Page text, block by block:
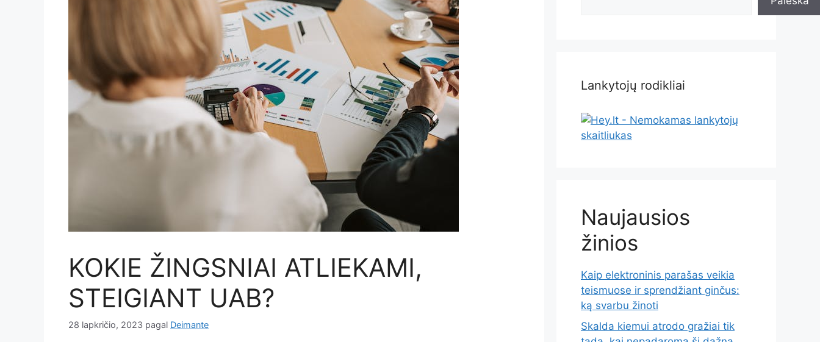
KOKIE ŽINGSNIAI ATLIEKAMI,
STEIGIANT UAB?
28 lapkričio, 2023 pagal Deimante
Lankytojų rodikliai
Naujausios
žinios
Kaip elektroninis parašas veikia
teismuose ir sprendžiant ginčus:
ką svarbu žinoti
Skalda kiemui atrodo gražiai tik